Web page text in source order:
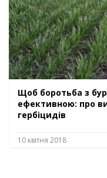
Щоб боротьба з
ефективною: про
гербіцидів
10 квітня 2018